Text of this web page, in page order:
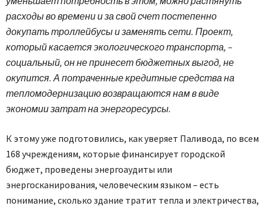
расходы во времени и за свой счет постепенно
докупать троллейбусы и заменять сети. Проект,
который касается экологического транспорта, –
социальный, он не принесет бюджетных выгод, не
окупится. А потраченные кредитные средства на
тепломодернизацию возвращаются нам в виде
экономии затрат на энергоресурсы.
К этому уже подготовились, как уверяет Паливода, по всем
168 учреждениям, которые финансирует городской
бюджет, проведены энергоаудиты или
энергосканирования, человеческим языком – есть
понимание, сколько здание тратит тепла и электричества,